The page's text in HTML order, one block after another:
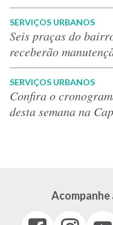
SERVIÇOS URBANOS
Seis praças do
receberão
SERVIÇOS URBANOS
Confira o
desta semana na
FacebookInstagram